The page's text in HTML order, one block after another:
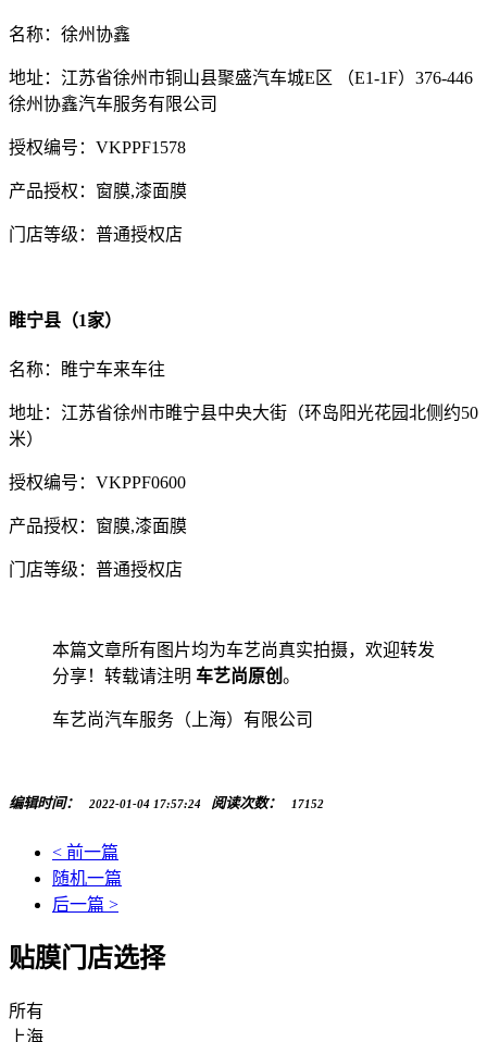
名称：徐州协鑫
地址：江苏省徐州市铜山县聚盛汽车城E区 （E1-1F）376-446
徐州协鑫汽车服务有限公司
授权编号：VKPPF1578
产品授权：窗膜,漆面膜
门店等级：普通授权店
睢宁县（1家）
名称：睢宁车来车往
地址：江苏省徐州市睢宁县中央大街（环岛阳光花园北侧约50
米）
授权编号：VKPPF0600
产品授权：窗膜,漆面膜
门店等级：普通授权店
本篇文章所有图片均为车艺尚真实拍摄，欢迎转发
分享！转载请注明 车艺尚原创 。
车艺尚汽车服务（上海）有限公司
编辑时间： 2022-01-04 17:57:24 阅读次数： 17152
< 前一篇
随机一篇
后一篇 >
贴膜门店选择
所有
上海